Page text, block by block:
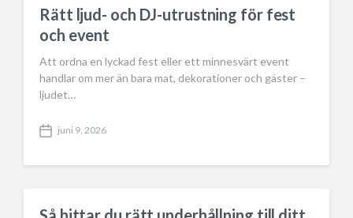
a
t
e
Rätt ljud- och DJ-utrustning för fest
och event
Att ordna en lyckad fest eller ett minnesvärt event
handlar om mer än bara mat, dekorationer och gäster –
ljudet…
P
s
a
juni 9, 2026